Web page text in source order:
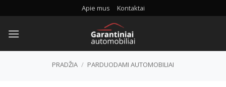
to
content
Apie mus Kontaktai
PRADŽIA / PARDUODAMI AUTOMOBILIAI